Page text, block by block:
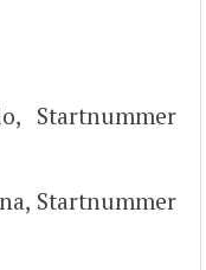
Startnummer
Startnummer